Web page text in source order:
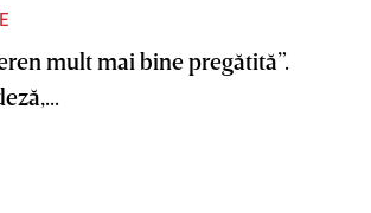
mult mai bine pregătită”.